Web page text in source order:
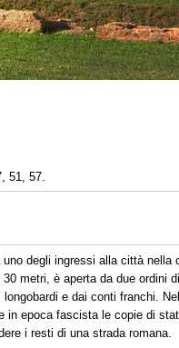
51, 57.
degli ingressi alla città nella
metri, è aperta da due ordini di
e dai conti franchi.
in epoca fascista le copie di
i resti di una strada romana.